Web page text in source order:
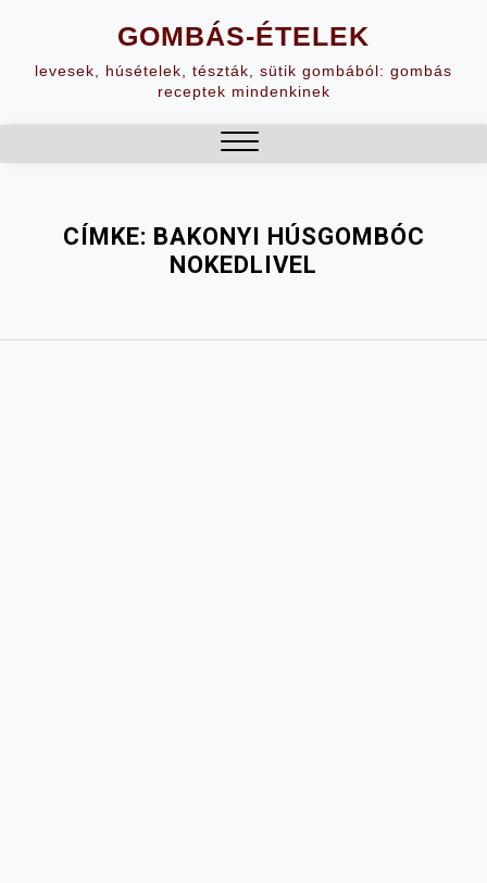
content
GOMBÁS-ÉTELEK
levesek, húsételek, tészták, sütik gombából: gombás
receptek mindenkinek
CÍMKE: BAKONYI HÚSGOMBÓC
NOKEDLIVEL